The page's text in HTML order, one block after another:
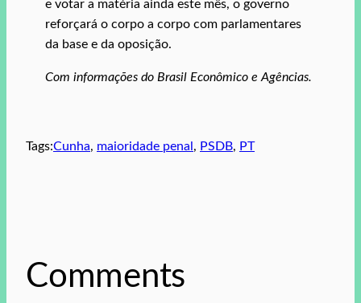
e votar a matéria ainda este mês, o governo
reforçará o corpo a corpo com parlamentares
da base e da oposição.
Com informações do Brasil Econômico e Agências.
Tags:Cunha, maioridade penal , PSDB, PT
Comments